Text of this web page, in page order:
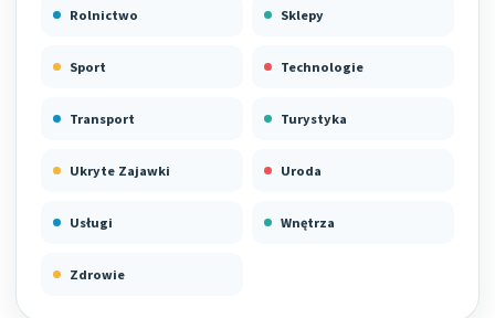
Rolnictwo Sklepy
Sport Technologie
Transport Turystyka
Ukryte Zajawki Uroda
Usługi Wnętrza
Zdrowie